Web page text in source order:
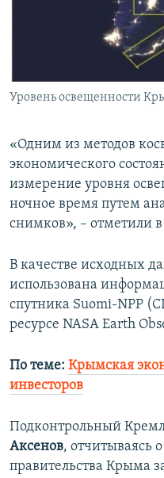
Уровень освещенности
«Одним из методов
экономического
измерение уровня
ночное время путем
снимков», – отметили
В качестве исходных
использована
спутника Suomi-NPP
ресурсе NASA Earth
По теме: Крымская
инвесторов
Подконтрольный
Аксенов, отчитываясь
правительства Крыма